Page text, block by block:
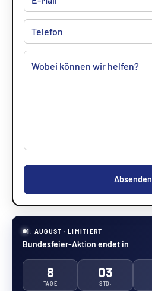
Absenden
1. AUGUST · LIMITIERT
Bundesfeier-Aktion endet in
8
TAGE
03
STD.